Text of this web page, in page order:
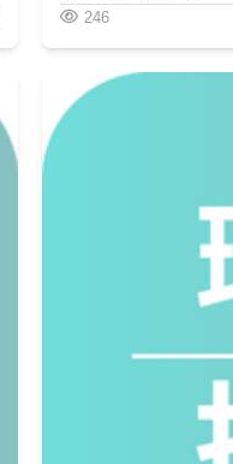
書，並擁有破釜沉
受的精神壓力相對
動力，我會適當
立學習目標，也設
的讀書機器，專注
段心路歷程讓我
何困難都能夠克
準備的，因為環
的退路， 儘管公
246